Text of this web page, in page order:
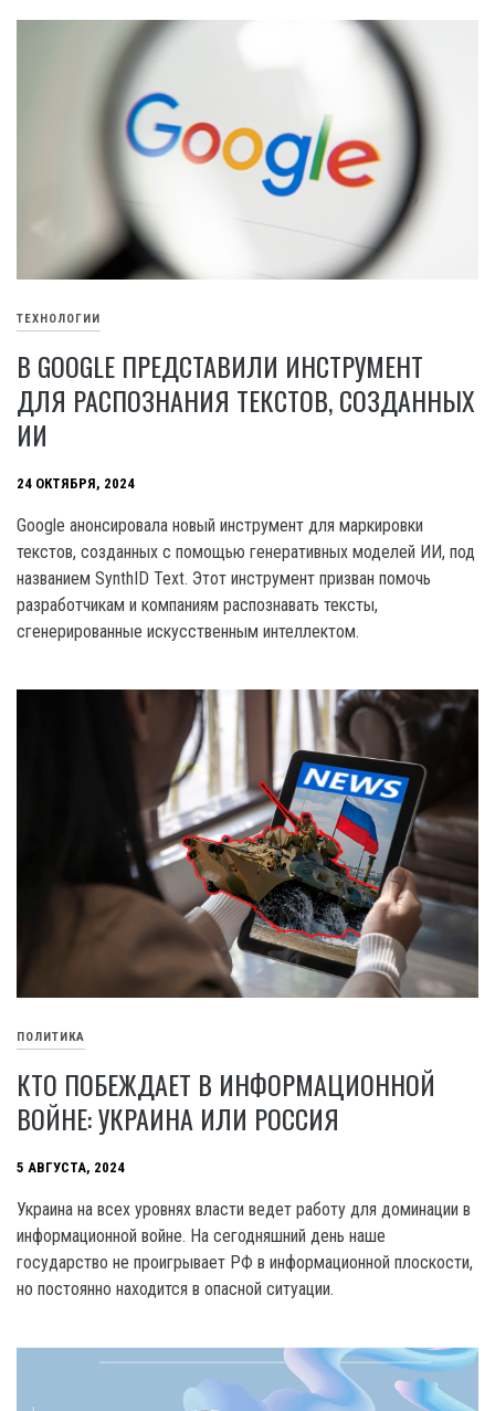
ТЕХНОЛОГИИ
В GOOGLE ПРЕДСТАВИЛИ ИНСТРУМЕНТ
ДЛЯ РАСПОЗНАНИЯ ТЕКСТОВ, СОЗДАННЫХ
ИИ
24 ОКТЯБРЯ, 2024
Google анонсировала новый инструмент для маркировки
текстов, созданных с помощью генеративных моделей ИИ, под
названием SynthID Text. Этот инструмент призван помочь
разработчикам и компаниям распознавать тексты,
сгенерированные искусственным интеллектом.
ПОЛИТИКА
КТО ПОБЕЖДАЕТ В ИНФОРМАЦИОННОЙ
ВОЙНЕ: УКРАИНА ИЛИ РОССИЯ
5 АВГУСТА, 2024
Украина на всех уровнях власти ведет работу для доминации в
информационной войне. На сегодняшний день наше
государство не проигрывает РФ в информационной плоскости,
но постоянно находится в опасной ситуации.